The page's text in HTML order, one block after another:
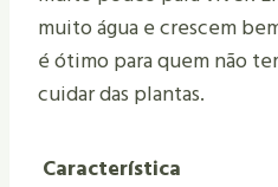
muito água e crescem
é ótimo para quem não
cuidar das plantas.
Característica